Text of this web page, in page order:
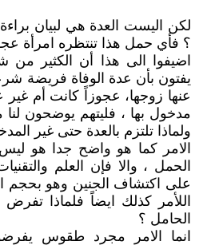
لكن اليست العدة هي لبيان
؟ فأي حمل هذا تنتظره امرأة
اضيفوا الى هذا أن الكثير من
يفتون بأن عدة الوفاة فريضة
عنها زوجها، عجوزاً كانت أم غير
مدخول بها ، فليتهم يوضحون
ولماذا تلتزم بالعدة حتى غير
الامر كما هو واضح جدا هو
الحمل ، والا فإن العلم
على اكتشاف الجنين وهو بحجم
اللأمر كذلك ايضاً فلماذا
الحامل ؟
انما الامر مجرد طقوس